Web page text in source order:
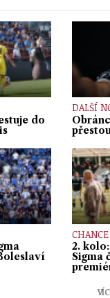
do
DALŠÍ
2.
Sigma